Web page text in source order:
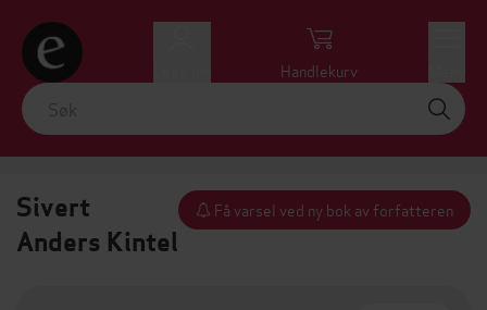
Handlekurv
Sivert
Anders Kintel
Få varsel ved ny bok av forfatteren